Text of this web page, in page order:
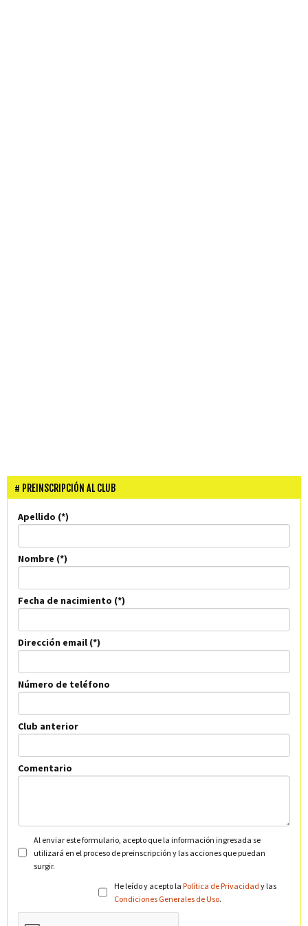
PREINSCRIPCIÓN AL CLUB
Apellido
Nombre
Fecha de nacimiento
Dirección email
Número de teléfono
Club anterior
Comentario
Al enviar este formulario, acepto que la información ingresada se
utilizará en el proceso de preinscripción y las acciones que puedan
surgir.
He leído y acepto la Política de Privacidad y las
Condiciones Generales de Uso.